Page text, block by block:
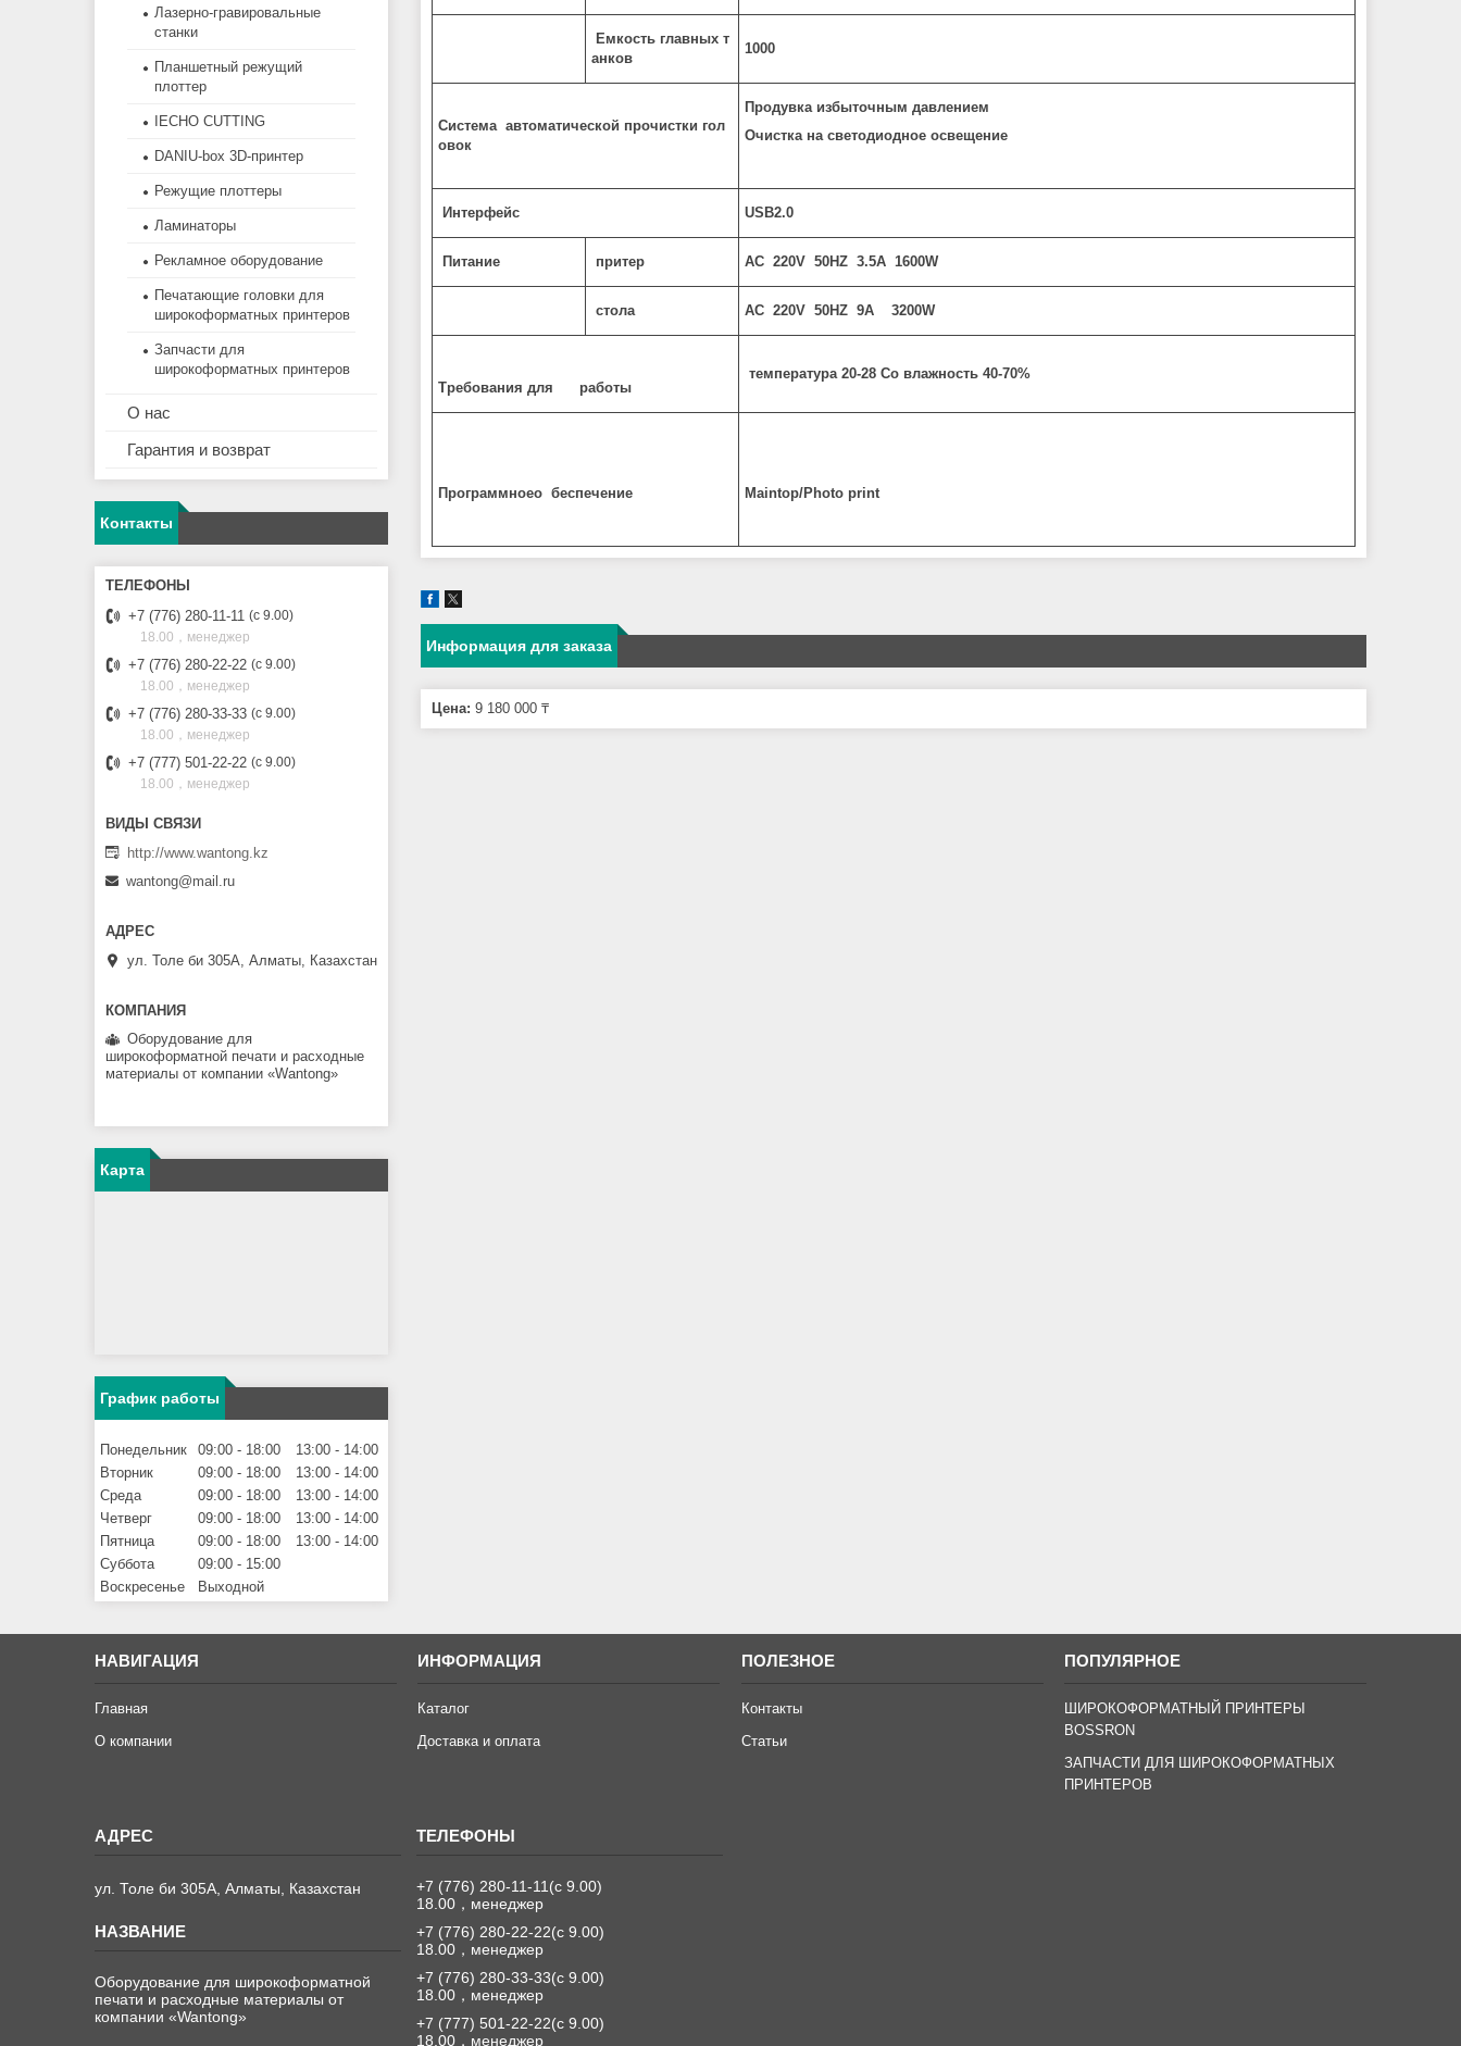
Емкость главных т
анков
1000
Система автоматической прочистки гол
овок
Продувка избыточным давлением
Очистка на светодиодное освещение
Интерфейс USB2.0
Питание притер AC 220V 50HZ 3.5A 1600W
стола AC 220V 50HZ 9A 3200W
Требования для работы
температура 20-28 Со влажность 40-70%
Программноео беспечение Maintop/Photo print
Информация для заказа
Цена: 9 180 000 ₸
Лазерно-гравировальные
станки
Планшетный режущий
плоттер
IECHO CUTTING
DANIU-box 3D-принтер
Режущие плоттеры
Ламинаторы
Рекламное оборудование
Печатающие головки для
широкоформатных принтеров
Запчасти для
широкоформатных принтеров
О нас
Гарантия и возврат
Контакты
+7 (776) 280-11-11 с 9.00
18.00，менеджер
+7 (776) 280-22-22 с 9.00
18.00，менеджер
+7 (776) 280-33-33 с 9.00
18.00，менеджер
+7 (777) 501-22-22 с 9.00
18.00，менеджер
http://www.wantong.kz
wantong@mail.ru
ул. Толе би 305А, Алматы, Казахстан
Оборудование для
широкоформатной печати и расходные
материалы от компании «Wantong»
Карта
График работы
Понедельник 09:00 18:00 13:00
14:00
Вторник
09:00 18:00 13:00
14:00
Среда
09:00 18:00 13:00
14:00
Четверг
09:00 18:00 13:00
14:00
Пятница
09:00 18:00 13:00
14:00
Суббота
09:00
15:00
Воскресенье
Выходной
НАВИГАЦИЯ
Главная
О компании
ИНФОРМАЦИЯ
Каталог
Доставка и оплата
ПОЛЕЗНОЕ
Контакты
Статьи
ПОПУЛЯРНОЕ
ШИРОКОФОРМАТНЫЙ ПРИНТЕРЫ
BOSSRON
ЗАПЧАСТИ ДЛЯ ШИРОКОФОРМАТНЫХ
ПРИНТЕРОВ
ул. Толе би 305А, Алматы, Казахстан
Оборудование для широкоформатной
печати и расходные материалы от
компании «Wantong»
+7 (776) 280-11-11 с 9.00
18.00，менеджер
+7 (776) 280-22-22 с 9.00
18.00，менеджер
+7 (776) 280-33-33 с 9.00
18.00，менеджер
+7 (777) 501-22-22 с 9.00
18.00，менеджер